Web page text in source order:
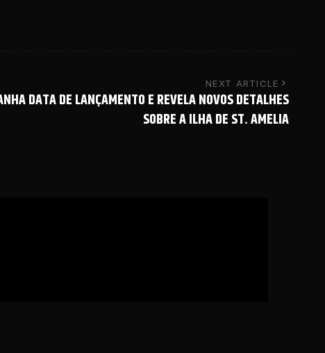
NEXT ARTICLE
DATA DE LANÇAMENTO E REVELA NOVOS DETALHES
SOBRE A ILHA DE ST. AMELIA